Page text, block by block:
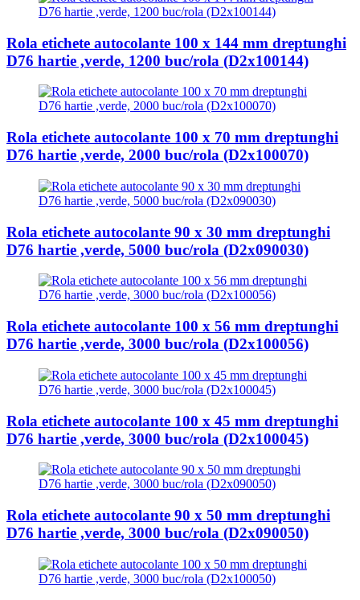
Rola etichete autocolante 100 x 144 mm dreptunghi
D76 hartie ,verde, 1200 buc/rola (D2x100144)
Rola etichete autocolante 100 x 70 mm dreptunghi
D76 hartie ,verde, 2000 buc/rola (D2x100070)
Rola etichete autocolante 90 x 30 mm dreptunghi
D76 hartie ,verde, 5000 buc/rola (D2x090030)
Rola etichete autocolante 100 x 56 mm dreptunghi
D76 hartie ,verde, 3000 buc/rola (D2x100056)
Rola etichete autocolante 100 x 45 mm dreptunghi
D76 hartie ,verde, 3000 buc/rola (D2x100045)
Rola etichete autocolante 90 x 50 mm dreptunghi
D76 hartie ,verde, 3000 buc/rola (D2x090050)